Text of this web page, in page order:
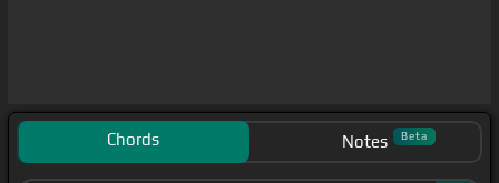
Chords Notes Beta